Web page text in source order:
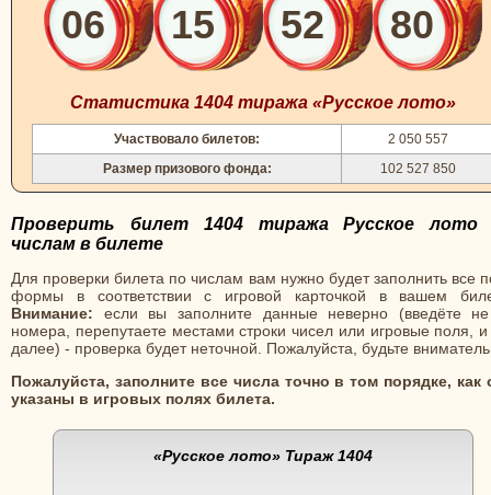
06 15 52 80
Статистика 1404 тиража «Русское лото»
Участвовало билетов:
2 050 557
Размер призового фонда:
102 527 850
Проверить билет 1404 тиража Русское лото
числам в билете
Для проверки билета по числам вам нужно будет заполнить все
формы в соответствии с игровой карточкой в вашем
Внимание: если вы заполните данные неверно (введёте
номера, перепутаете местами строки чисел или игровые поля, и
далее) - проверка будет неточной. Пожалуйста, будьте
Пожалуйста, заполните все числа точно в том порядке, как
указаны в игровых полях билета.
«Русское лото» Тираж 1404